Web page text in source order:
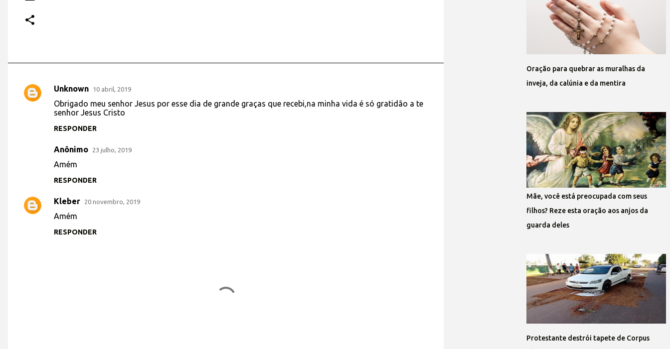
C
i
Unknown 10 abril, 2019
Obrigado meu senhor Jesus por esse dia de grande graças que recebi,na minha vida é só gratidão a te
senhor Jesus Cristo
RESPONDER
Anônimo 23 julho, 2019
Amém
RESPONDER
Kleber 20 novembro, 2019
Amém
RESPONDER
Oração para quebrar as muralhas da
inveja, da calúnia e da mentira
Mãe, você está preocupada com seus
filhos? Reze esta oração aos anjos da
guarda deles
Protestante destrói tapete de Corpus